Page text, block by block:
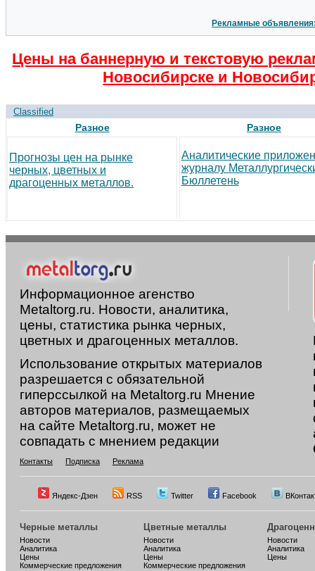
Рекламные
Цены на баннерную и текстовую
Новосибирске и
Classified
Разное
Прогнозы цен на рынке
черных, цветных и
драгоценных металлов.
Разное
Аналитические
журналу
Бюллетень
Информационное агенство
Metaltorg.ru. Новости, аналитика,
цены, статистика рынка черных,
цветных и драгоценных металлов.
Использование открытых материалов
разрешается с обязательной
гиперссылкой на Metaltorg.ru Мнение
авторов материалов, размещаемых
на сайте Metaltorg.ru, может не
совпадать с мнением редакции
Контакты Подписка Реклама
Яндекс-Дзен RSS Twitter Facebook
Черные металлы
Новости
Аналитика
Цены
Коммерческие предложения
Цветные металлы
Новости
Аналитика
Цены
Коммерческие предложения
Новости
Аналитика
Цены